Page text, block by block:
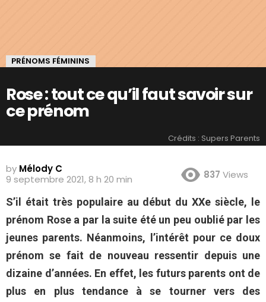
PRÉNOMS FÉMININS
Rose : tout ce qu’il faut savoir sur
ce prénom
Crédits : Supers Parents
by Mélody C
9 septembre 2021, 8 h 20 min
837 Views
S’il était très populaire au début du XXe siècle, le
prénom Rose a par la suite été un peu oublié par les
jeunes parents. Néanmoins, l’intérêt pour ce doux
prénom se fait de nouveau ressentir depuis une
dizaine d’années. En effet, les futurs parents ont de
plus en plus tendance à se tourner vers des